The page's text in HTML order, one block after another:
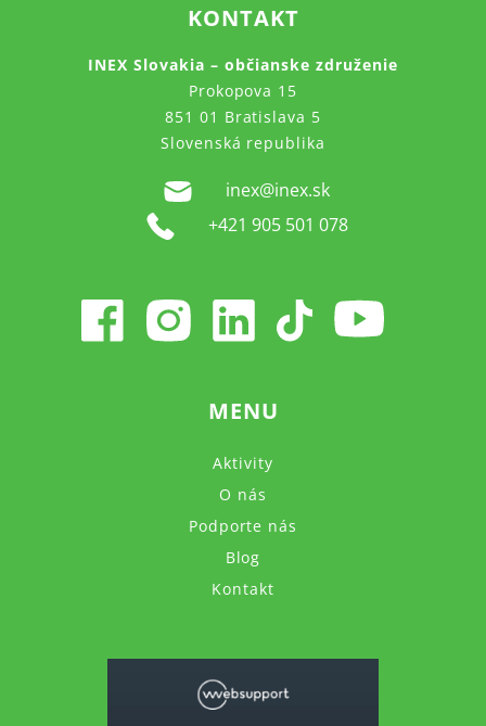
KONTAKT
INEX Slovakia – občianske združenie
Prokopova 15
851 01 Bratislava 5
Slovenská republika
inex@inex.sk
+421 905 501 078
MENU
Aktivity
O nás
Podporte nás
Blog
Kontakt